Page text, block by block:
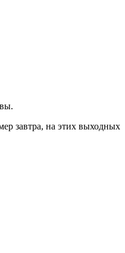
завтра, на этих выходных